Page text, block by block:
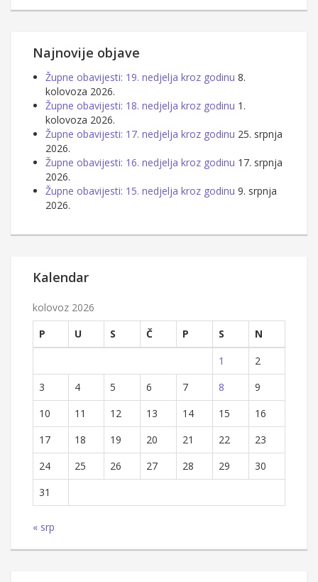
Najnovije objave
Župne obavijesti: 19. nedjelja kroz godinu 8.
kolovoza 2026.
Župne obavijesti: 18. nedjelja kroz godinu 1.
kolovoza 2026.
Župne obavijesti: 17. nedjelja kroz godinu 25. srpnja
2026.
Župne obavijesti: 16. nedjelja kroz godinu 17. srpnja
2026.
Župne obavijesti: 15. nedjelja kroz godinu 9. srpnja
2026.
Kalendar
kolovoz 2026
P
U S Č P S
N
1
2
3
4 5 6 7 8
9
10
11 12 13 14 15
16
17
18 19 20 21 22
23
24
25 26 27 28 29
30
31
« srp